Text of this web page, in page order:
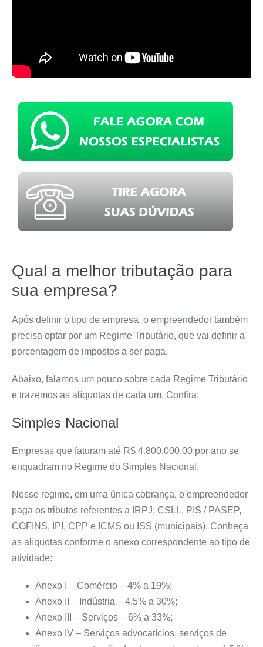
Qual a melhor tributação para
sua empresa?
Após definir o tipo de empresa, o empreendedor também
precisa optar por um Regime Tributário, que vai definir a
porcentagem de impostos a ser paga.
Abaixo, falamos um pouco sobre cada Regime Tributário
e trazemos as alíquotas de cada um. Confira:
Simples Nacional
Empresas que faturam até R$ 4.800.000,00 por ano se
enquadram no Regime do Simples Nacional.
Nesse regime, em uma única cobrança, o empreendedor
paga os tributos referentes a IRPJ, CSLL, PIS / PASEP,
COFINS, IPI, CPP e ICMS ou ISS (municipais). Conheça
as alíquotas conforme o anexo correspondente ao tipo de
atividade:
Anexo I – Comércio – 4% a 19%;
Anexo II – Indústria – 4,5% a 30%;
Anexo III – Serviços – 6% a 33%;
Anexo IV – Serviços advocatícios, serviços de